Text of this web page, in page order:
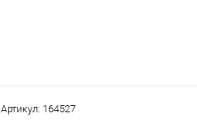
Артикул: 164527